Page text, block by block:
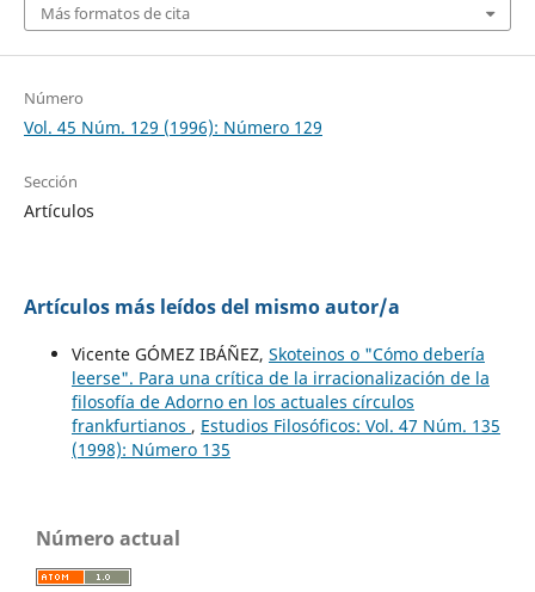
Más formatos de cita
Número
Vol. 45 Núm. 129 (1996): Número 129
Sección
Artículos
Artículos más leídos del mismo autor/a
Vicente GÓMEZ IBÁÑEZ, Skoteinos o "Cómo debería
leerse". Para una crítica de la irracionalización de la
filosofía de Adorno en los actuales círculos
frankfurtianos , Estudios Filosóficos: Vol. 47 Núm. 135
(1998): Número 135
Número actual